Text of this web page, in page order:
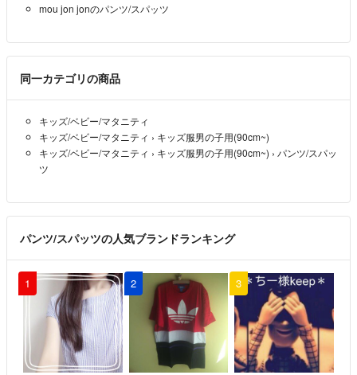
mou jon jonのパンツ/スパッツ
同一カテゴリの商品
キッズ/ベビー/マタニティ
キッズ/ベビー/マタニティ › キッズ服男の子用(90cm~)
キッズ/ベビー/マタニティ › キッズ服男の子用(90cm~) › パンツ/スパッ
ツ
パンツ/スパッツの人気ブランドランキング
1 2 3